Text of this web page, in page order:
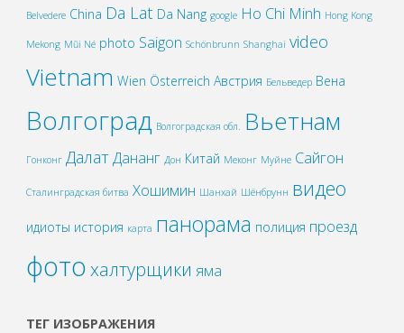
Belvedere China Da Lat Da Nang google Ho Chi Minh Hong Kong
Mekong Mũi Né photo Saigon Schönbrunn Shanghai video
Vietnam Wien Österreich Австрия Бельведер Вена
Волгоград Волгоградская обл. Вьетнам
Гонконг ДалатДананг Дон Китай Меконг Муйне Сайгон
Сталинградская битва Хошимин Шанхай Шёнбрунн видео
идиоты история карта панорама полиция проезд
фотохалтурщики яма
ТЕГ ИЗОБРАЖЕНИЯ